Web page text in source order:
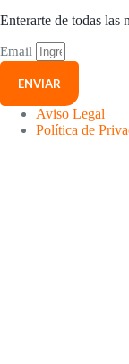
Enterarte de todas las
Email
ENVIAR
Aviso Legal
Política de